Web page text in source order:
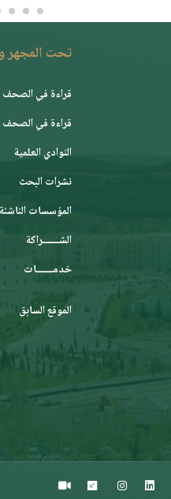
تحت المجهر
قراءة في الصحف
قراءة في الصحف -
النوادي العلمية
نشرات البحث
المؤسسات الناشئة
الشـــــــراكة
خدمـــــــات
الموقع السابق